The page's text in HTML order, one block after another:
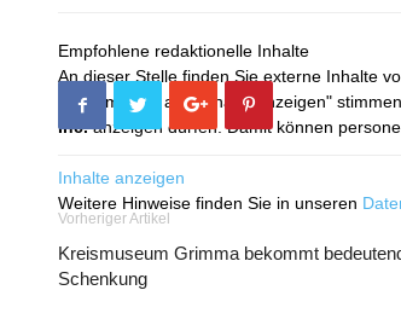
Empfohlene redaktionelle Inhalte
An dieser Stelle finden Sie externe Inhalte
Mit dem Klick auf "Inhalte anzeigen"
Inc.anzeigen dürfen. Damit können
Inhalte anzeigen
Weitere Hinweise finden Sie in unseren
Vorheriger Artikel
Kreismuseum Grimma bekommt
Schenkung